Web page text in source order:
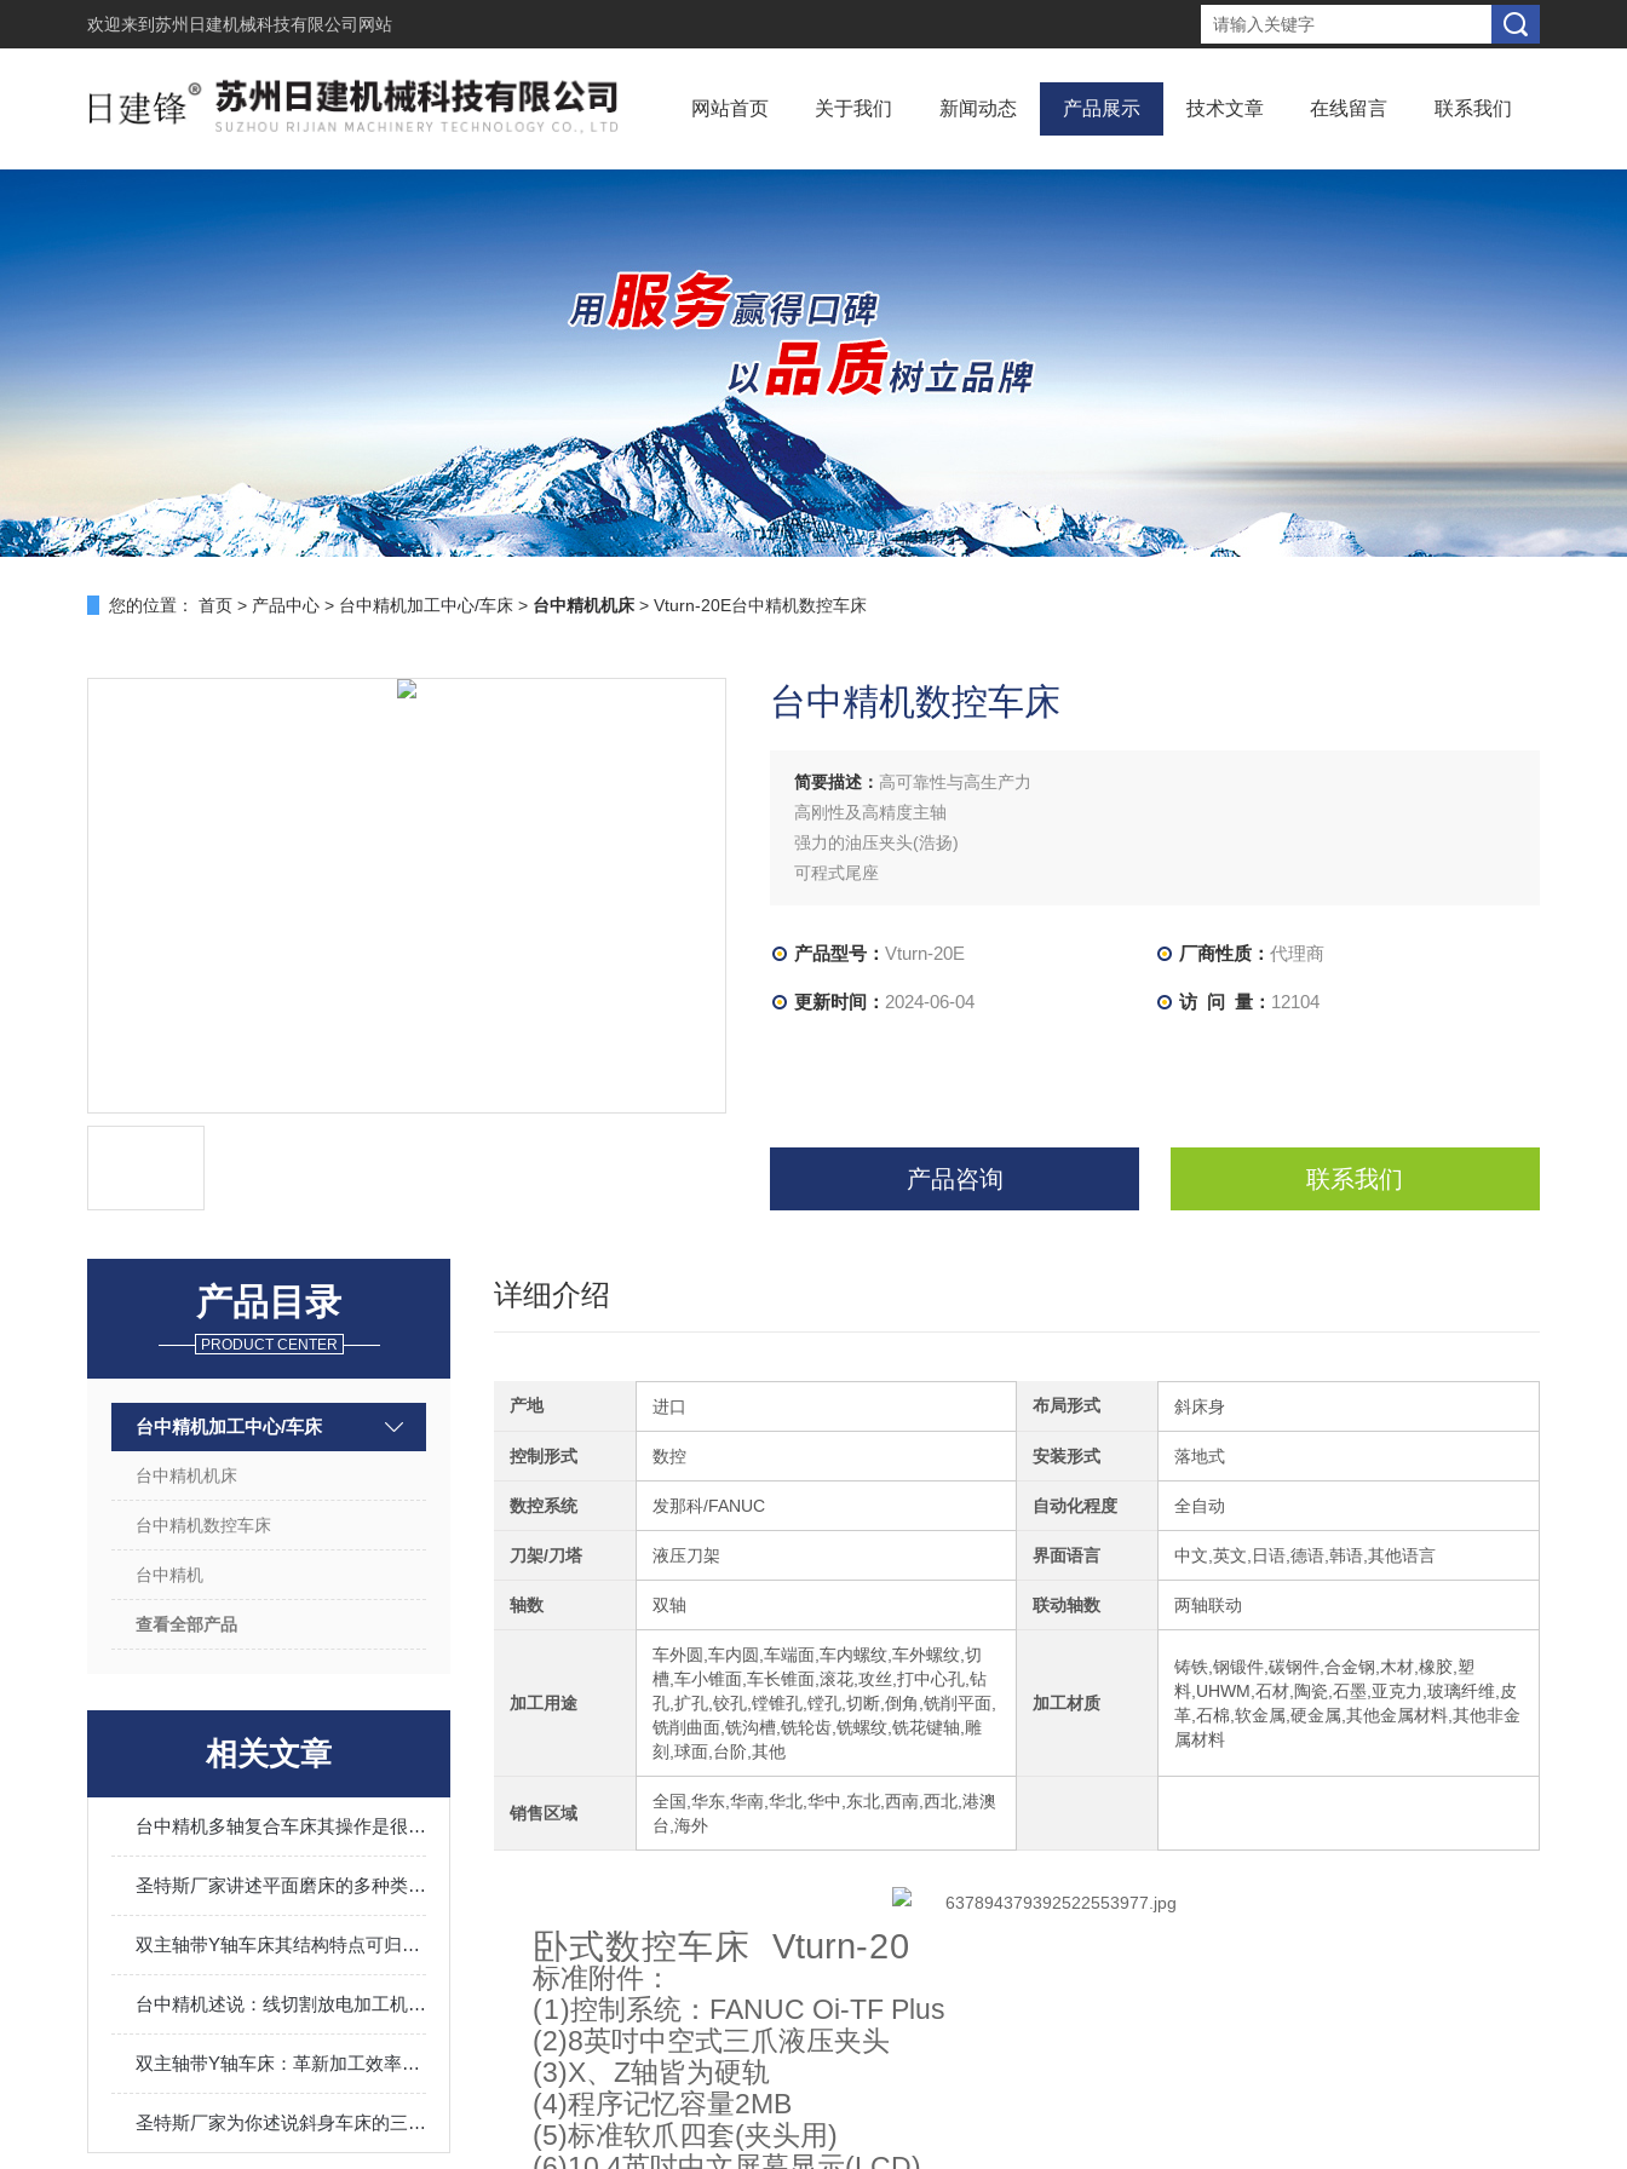
欢迎来到 苏州日建机械科技有限公司网站
网站首页 关于我们 新闻动态 产品展示 技术文章 在线留言 联系我们
您的位置： 首页 > 产品中心 > 台中精机加工中心/车床 > 台中精机机床 > Vturn-20E台中精机数控车床
台中精机数控车床
简要描述： 高可靠性与高生产力
高刚性及高精度主轴
强力的油压夹头(浩扬)
可程式尾座
可靠的Fanuc CNC控制
自动强制润滑系统
产品型号： Vturn-20E 厂商性质： 代理商
更新时间： 2024-06-04 访 问 量： 12104
产品咨询 联系我们
产品目录
PRODUCT CENTER
台中精机加工中心/车床
台中精机机床
台中精机数控车床
台中精机
查看全部产品
相关文章
台中精机多轴复合车床其操作是很有讲究的
圣特斯厂家讲述平面磨床的多种类型！
双主轴带Y轴车床其结构特点可归纳为以下核心模块
台中精机述说：线切割放电加工机的核心构造
双主轴带Y轴车床：革新加工效率与精度的结合
圣特斯厂家为你述说斜身车床的三大优点！
详细介绍
产地 进口 布局形式 斜床身
控制形式 数控 安装形式 落地式
数控系统 发那科/FANUC 自动化程度 全自动
刀架/刀塔 液压刀架 界面语言 中文,英文,日语,德语,韩语,其他语言
轴数 双轴 联动轴数 两轴联动
加工用途
车外圆,车内圆,车端面,车内螺纹,车外螺纹,切
槽,车小锥面,车长锥面,滚花,攻丝,打中心孔,钻
孔,扩孔,铰孔,镗锥孔,镗孔,切断,倒角,铣削平面,
铣削曲面,铣沟槽,铣轮齿,铣螺纹,铣花键轴,雕
刻,球面,台阶,其他
加工材质
铸铁,钢锻件,碳钢件,合金钢,木材,橡胶,塑
料,UHWM,石材,陶瓷,石墨,亚克力,玻璃纤维,皮
革,石棉,软金属,硬金属,其他金属材料,其他非金
属材料
销售区域
全国,华东,华南,华北,华中,东北,西南,西北,港澳
台,海外
卧式数控车床Vturn-20
标准附件：
(1)控制系统： FANUC Oi-TF Plus
(2)8英吋中空式三爪液压夹头
(3)X、Z轴皆为硬轨
(4)程序记忆容量2MB
(5)标准软爪四套(夹头用)